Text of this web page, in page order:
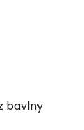
bavlny